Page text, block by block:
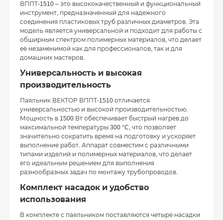
ВППТ-1510 – это высококачественный и функциональный
инструмент, предназначенный для надежного
соединения пластиковых труб различных диаметров. Эта
модель является универсальной и подходит для работы с
обширным спектром полимерных материалов, что делает
её незаменимой как для профессионалов, так и для
домашних мастеров.
Универсальность и высокая
производительность
Паяльник ВЕКТОР ВППТ-1510 отличается
универсальностью и высокой производительностью.
Мощность в 1500 Вт обеспечивает быстрый нагрев до
максимальной температуры 300 °C, что позволяет
значительно сократить время на подготовку и ускоряет
выполнение работ. Аппарат совместим с различными
типами изделий и полимерных материалов, что делает
его идеальным решением для выполнения
разнообразных задач по монтажу трубопроводов.
Комплект насадок и удобство
использования
В комплекте с паяльником поставляются четыре насадки